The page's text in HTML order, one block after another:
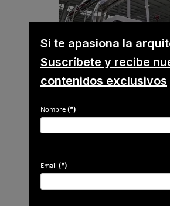
Caso de éxito - Sistema de
Suscríbete a
nuestros
Si te apasiona la
Suscríbete y recibe
contenidos exclusivos
Nombre (*)
Email (*)